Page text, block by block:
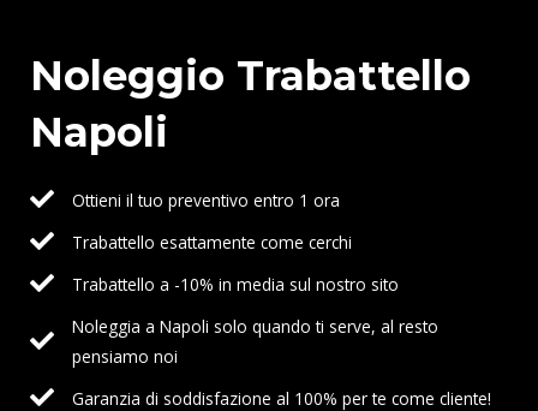
Noleggio Trabattello
Napoli
Ottieni il tuo preventivo entro 1 ora
Trabattello esattamente come cerchi
Trabattello a -10% in media sul nostro sito
Noleggia a Napoli solo quando ti serve, al resto
pensiamo noi
Garanzia di soddisfazione al 100% per te come cliente!